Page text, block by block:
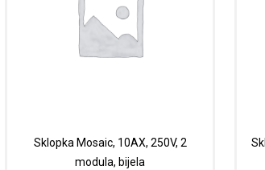
Sklopka Mosaic, 10AX, 250V, 2
modula, bijela